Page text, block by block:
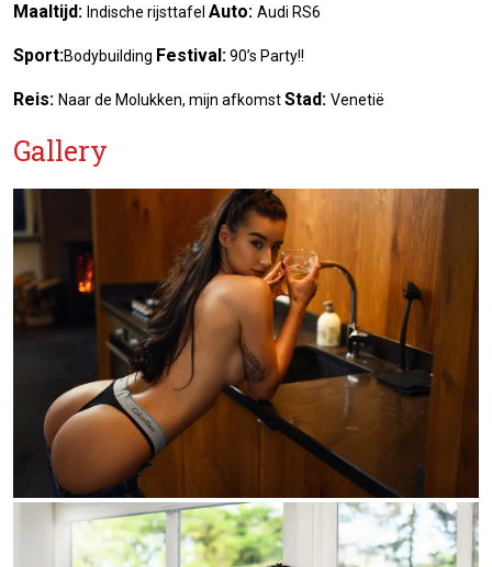
Maaltijd: Indische rijsttafel Auto: Audi RS6
Sport:Bodybuilding Festival:90’s Party!!
Reis: Naar de Molukken, mijn afkomstStad: Venetië
Gallery